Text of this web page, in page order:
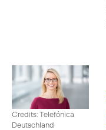
Credits: Telefónica
Deutschland